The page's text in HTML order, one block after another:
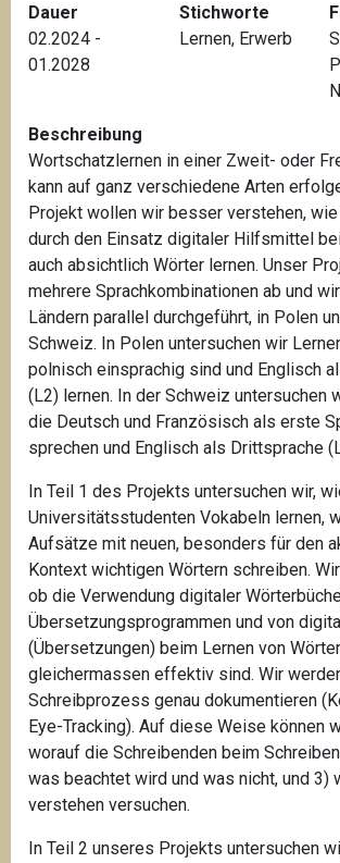
Dauer
02.2024 -
01.2028
Stichworte
Lernen, Erwerb
Beschreibung
Wortschatzlernen in einer Zweit- oder
kann auf ganz verschiedene Arten
Projekt wollen wir besser verstehen,
durch den Einsatz digitaler Hilfsmittel
auch absichtlich Wörter lernen. Unser
mehrere Sprachkombinationen ab und
Ländern parallel durchgeführt, in Polen
Schweiz. In Polen untersuchen wir
polnisch einsprachig sind und Englisch
(L2) lernen. In der Schweiz untersuchen
die Deutsch und Französisch als erste
sprechen und Englisch als Drittsprache
In Teil 1 des Projekts untersuchen wir,
Universitätsstudenten Vokabeln lernen,
Aufsätze mit neuen, besonders für den
Kontext wichtigen Wörtern schreiben.
ob die Verwendung digitaler
Übersetzungsprogrammen und von
(Übersetzungen) beim Lernen von
gleichermassen effektiv sind. Wir
Schreibprozess genau dokumentieren
Eye-Tracking). Auf diese Weise können
worauf die Schreibenden beim
was beachtet wird und was nicht, und 3)
verstehen versuchen.
In Teil 2 unseres Projekts untersuchen